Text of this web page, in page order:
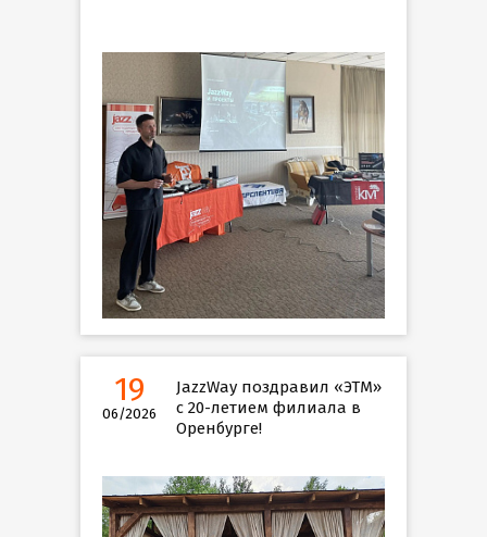
19
06/2026
JazzWay поздравил «ЭТМ»
с 20-летием филиала в
Оренбурге!